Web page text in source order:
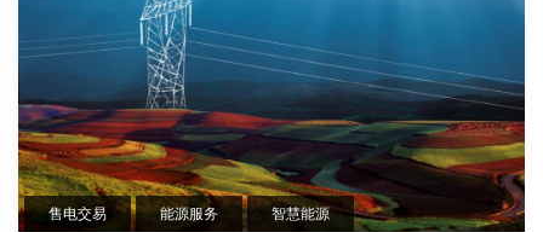
售电交易 能源服务 智慧能源